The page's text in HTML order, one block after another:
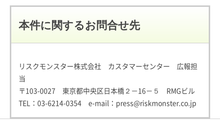
本件に関するお問合せ先
リスクモンスター株式会社 カスタマーセンター 広報担
当
〒103-0027 東京都中央区日本橋２－16－５ RMGビル
TEL： 03-6214-0354 e-mail： press@riskmonster.co.jp